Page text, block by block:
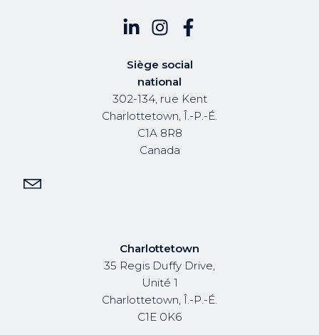
Siège social
national
302-134, rue Kent
Charlottetown, Î.-P.-É.
C1A 8R8
Canada
Charlottetown
35 Regis Duffy Drive,
Unité 1
Charlottetown, Î.-P.-É.
C1E 0K6